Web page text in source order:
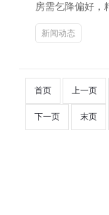
房需乞降偏好，
新闻动态
首页 上一页
下一页 末页